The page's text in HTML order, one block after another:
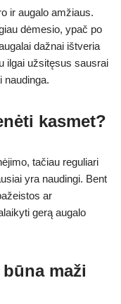
ir augalo amžiaus.
dėmesio, ypač po
dažnai ištveria
ilgai užsitęsus sausrai
naudinga.
kasmet?
tačiau reguliari
yra naudingi. Bent
ar
gerą augalo
maži